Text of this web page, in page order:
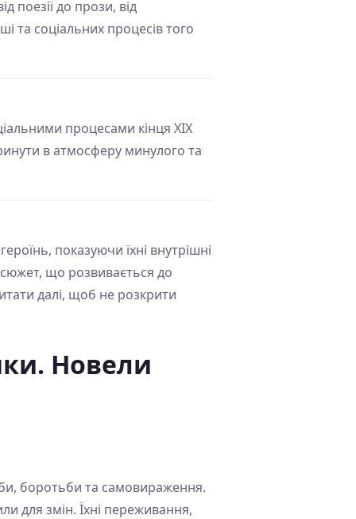
поезії до прози, від
та соціальних процесів того
процесами кінця ХІХ
в атмосферу минулого та
показуючи їхні внутрішні
що розвивається до
далі, щоб не розкрити
Новели
боротьби та самовираження.
для змін. Їхні переживання,